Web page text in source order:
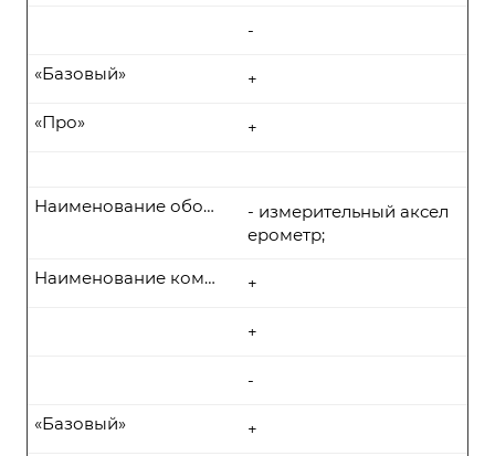
-
+
«Базовый»
+
«Про»
- измерительный аксел
ерометр;
Наименование оборудования
+
Наименование комплекта поставки
+
-
+
«Базовый»